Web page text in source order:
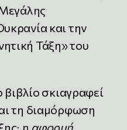
και την
Τάξη» του
βιβλίο σκιαγραφεί
τη διαμόρφωση
η αφορμή,